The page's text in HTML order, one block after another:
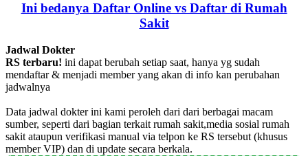
Ini bedanya Daftar Online vs Daftar di Rumah
Sakit
Jadwal Dokter
RS terbaru! ini dapat berubah setiap saat, hanya yg sudah
mendaftar & menjadi member yang akan di info kan perubahan
jadwalnya
Data jadwal dokter ini kami peroleh dari dari berbagai macam
sumber, seperti dari bagian terkait rumah sakit,media sosial rumah
sakit ataupun verifikasi manual via telpon ke RS tersebut (khusus
member VIP) dan di update secara berkala.